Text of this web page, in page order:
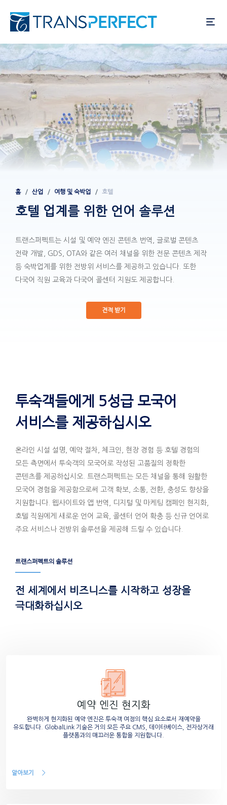
요
텐
츠
로
뛰
기
이동
경로
홈 산업 여행 및 숙박업 호텔
호텔 업계를 위한 언어 솔루션
트랜스퍼펙트는 시설 및 예약 엔진 콘텐츠 번역, 글로벌 콘텐츠
전략 개발, GDS, OTA와 같은 여러 채널을 위한 전문 콘텐츠 제작
등 숙박업계를 위한 전방위 서비스를 제공하고 있습니다. 또한
다국어 직원 교육과 다국어 콜센터 지원도 제공합니다.
견적 받기
투숙객들에게 5성급 모국어
서비스를 제공하십시오
온라인 시설 설명, 예약 절차, 체크인, 현장 경험 등 호텔 경험의
모든 측면에서 투숙객의 모국어로 작성된 고품질의 정확한
콘텐츠를 제공하십시오. 트랜스퍼펙트는 모든 채널을 통해 원활한
모국어 경험을 제공함으로써 고객 확보, 소통, 전환, 충성도 향상을
지원합니다. 웹사이트와 앱 번역, 디지털 및 마케팅 캠페인 현지화,
호텔 직원에게 새로운 언어 교육, 콜센터 언어 확충 등 신규 언어로
주요 서비스나 전방위 솔루션을 제공해 드릴 수 있습니다.
트랜스퍼펙트의 솔루션
전 세계에서 비즈니스를 시작하고 성장을
극대화하십시오
예약 엔진 현지화
완벽하게 현지화된 예약 엔진은 투숙객 여정의 핵심 요소로서 재예약을
유도합니다. GlobalLink 기술은 거의 모든 주요 CMS, 데이터베이스, 전자상거래
플랫폼과의 매끄러운 통합을 지원합니다.
알아보기